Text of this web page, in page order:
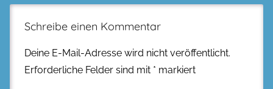
Schreibe einen Kommentar
Deine E-Mail-Adresse wird nicht veröffentlicht.
Erforderliche Felder sind mit * markiert